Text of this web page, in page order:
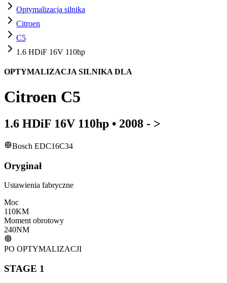
Optymalizacja silnika
Citroen
C5
1.6 HDiF 16V 110hp
OPTYMALIZACJA SILNIKA DLA
Citroen C5
1.6 HDiF 16V 110hp • 2008 - >
Bosch EDC16C34
Oryginał
Ustawienia fabryczne
Moc
110KM
Moment obrotowy
240NM
PO OPTYMALIZACJI
STAGE 1